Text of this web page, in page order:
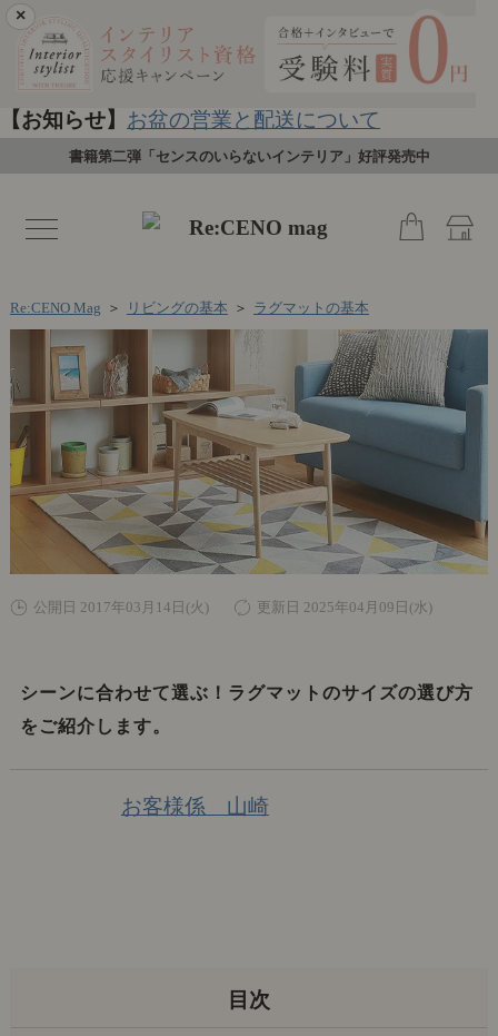
×
【お知らせ】 お盆の営業と配送について
書籍第二弾「センスのいらないインテリア」好評発売中
toggle
navigation
Re:CENO Mag ＞ リビングの基本 ＞ ラグマットの基本
公開日 2017年03月14日(火) 更新日 2025年04月09日(水)
シーンに合わせて選ぶ！ラグマットのサイズの選び方
をご紹介します。
お客様係 山崎